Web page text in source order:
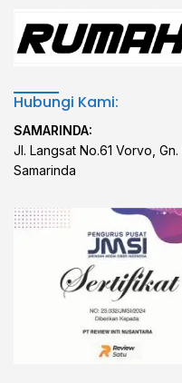
Hubungi Kami:
SAMARINDA:
Jl. Langsat No.61 Vorvo,
Samarinda